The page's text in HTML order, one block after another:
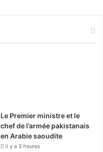
T
t
a
m
Le Premier ministre et le
chef de l’armée pakistanais
en Arabie saoudite
il y a 3 heures